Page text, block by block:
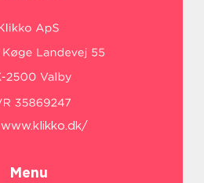
www.klikko.dk/
Menu